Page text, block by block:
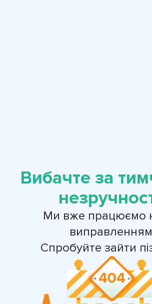
Вибачте за
Ми вже працюємо
Спробуйте зайти